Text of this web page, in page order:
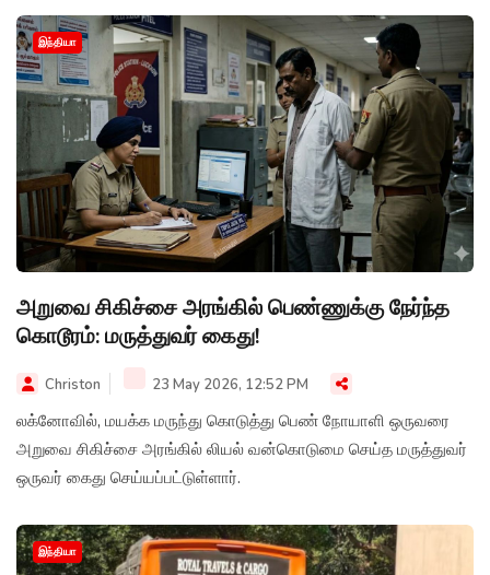
இந்தியா
அறுவை சிகிச்சை அரங்கில் பெண்ணுக்கு நேர்ந்த
கொடூரம்: மருத்துவர் கைது!
Christon 23 May 2026, 12:52 PM
லக்னோவில், மயக்க மருந்து கொடுத்து பெண் நோயாளி ஒருவரை
அறுவை சிகிச்சை அரங்கில் லியல் வன்கொடுமை செய்த மருத்துவர்
ஒருவர் கைது செய்யப்பட்டுள்ளார்.
இந்தியா